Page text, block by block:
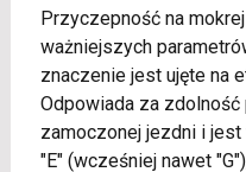
Przyczepność na
ważniejszych
znaczenie jest ujęte na
Odpowiada za
zamoczonej jezdni i jest
"E" (wcześniej nawet